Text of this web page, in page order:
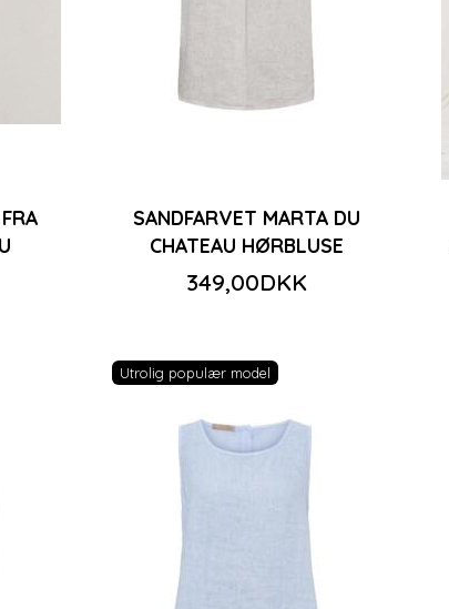
SANDFARVET MARTA DU
CHATEAU HØRBLUSE
349,00DKK
Utrolig populær model